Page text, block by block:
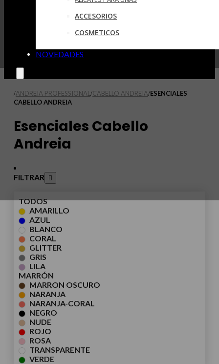
ACCESORIOS
COSMETICOS
NOVEDADES
/ANDREIA PROFESSIONAL /CABELLO ANDREIA/ESENCIALES
CABELLO ANDREIA
Esenciales Cabello
Andreia
FILTRAR
TODOS
AMARILLO
AZUL
BLANCO
CORAL
GLITTER
GRIS
LILA
MARRÓN
MARRON OSCURO
NARANJA
NARANJA-CORAL
NEGRO
NUDE
ROJO
ROSA
TRANSPARENTE
VERDE